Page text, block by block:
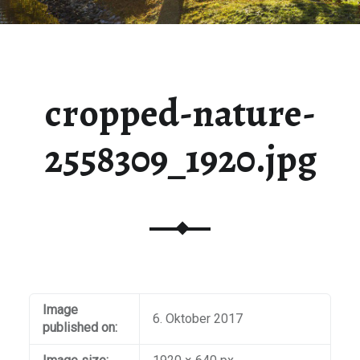
cropped-nature-
2558309_1920.jpg
Image
published on:
6. Oktober 2017